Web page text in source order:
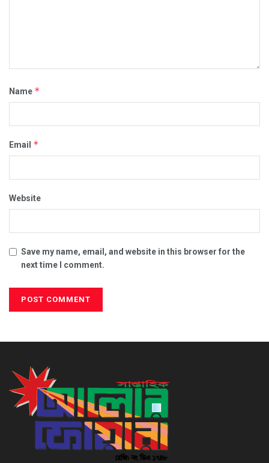
Name *
Email *
Website
Save my name, email, and website in this browser for the
next time I comment.